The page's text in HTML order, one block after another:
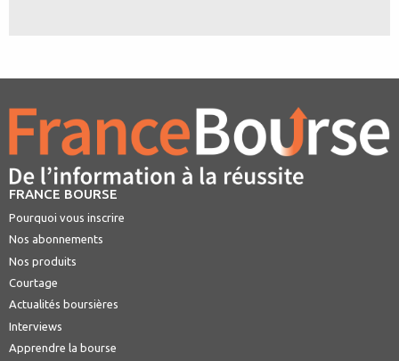
FRANCE BOURSE
Pourquoi vous inscrire
Nos abonnements
Nos produits
Courtage
Actualités boursières
Interviews
Apprendre la bourse